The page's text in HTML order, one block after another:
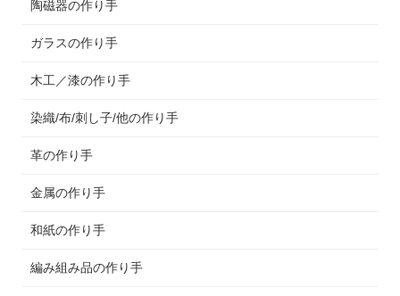
陶磁器の作り手
ガラスの作り手
木工／漆の作り手
染織/布/刺し子/他の作り手
革の作り手
金属の作り手
和紙の作り手
編み組み品の作り手